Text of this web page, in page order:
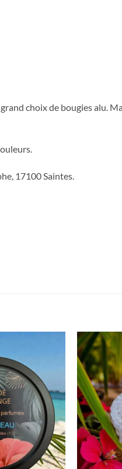
choix de bougies alu.
17100 Saintes.